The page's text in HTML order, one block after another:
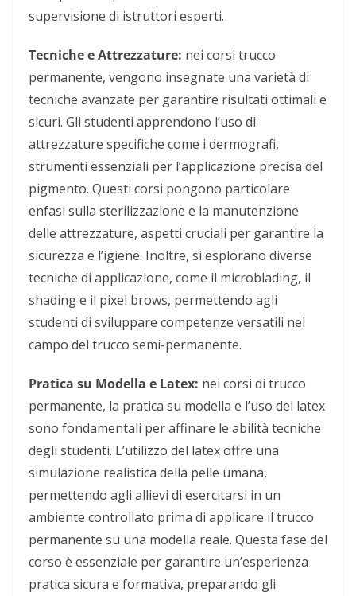
supervisione di istruttori esperti.
Tecniche e Attrezzature: nei corsi trucco
permanente, vengono insegnate una varietà di
tecniche avanzate per garantire risultati ottimali e
sicuri. Gli studenti apprendono l’uso di
attrezzature specifiche come i dermografi,
strumenti essenziali per l’applicazione precisa del
pigmento. Questi corsi pongono particolare
enfasi sulla sterilizzazione e la manutenzione
delle attrezzature, aspetti cruciali per garantire la
sicurezza e l’igiene. Inoltre, si esplorano diverse
tecniche di applicazione, come il microblading, il
shading e il pixel brows, permettendo agli
studenti di sviluppare competenze versatili nel
campo del trucco semi-permanente.
Pratica su Modella e Latex: nei corsi di trucco
permanente, la pratica su modella e l’uso del latex
sono fondamentali per affinare le abilità tecniche
degli studenti. L’utilizzo del latex offre una
simulazione realistica della pelle umana,
permettendo agli allievi di esercitarsi in un
ambiente controllato prima di applicare il trucco
permanente su una modella reale. Questa fase del
corso è essenziale per garantire un’esperienza
pratica sicura e formativa, preparando gli